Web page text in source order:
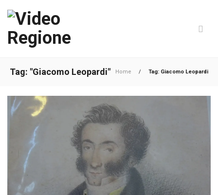
Tag: "Giacomo Leopardi" Home / Tag: Giacomo Leopardi